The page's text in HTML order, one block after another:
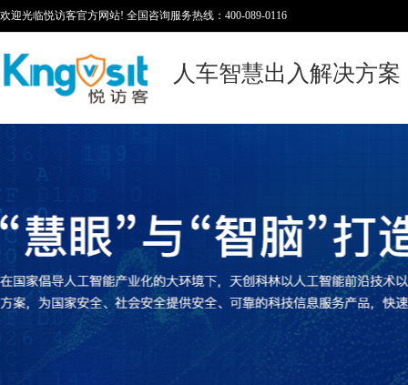
欢迎光临悦访客官方网站! 全国咨询服务热线：400-089-0116
人车智慧出入解决方案